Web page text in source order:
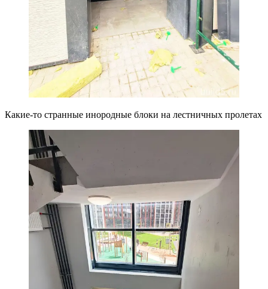
Какие-то странные инородные блоки на лестничных пролетах